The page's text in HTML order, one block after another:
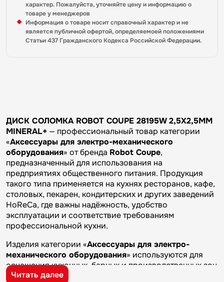
характер. Пожалуйста, уточняйте цену и информацию о
товаре у менеджеров
Информация о товаре носит справочный характер и не
является публичной офертой, определяемоей положениями
Статьи 437 Гражданского Кодекса Российской Федерации.
ДИСК СОЛОМКА ROBOT COUPE 28195W 2,5Х2,5ММ
MINERAL+ — профессиональный товар категории
«Аксессуары для электро-механического
оборудования» от бренда Robot Coupe,
предназначенный для использования на
предприятиях общественного питания. Продукция
такого типа применяется на кухнях ресторанов, кафе,
столовых, пекарен, кондитерских и других заведений
HoReCa, где важны надёжность, удобство
эксплуатации и соответствие требованиям
профессиональной кухни.
Изделия категории «Аксессуары для электро-
механического оборудования» используются для
оснащения кухонных, барных и производственных зон
предприятий общественного питания. Такие товары
Читать далее